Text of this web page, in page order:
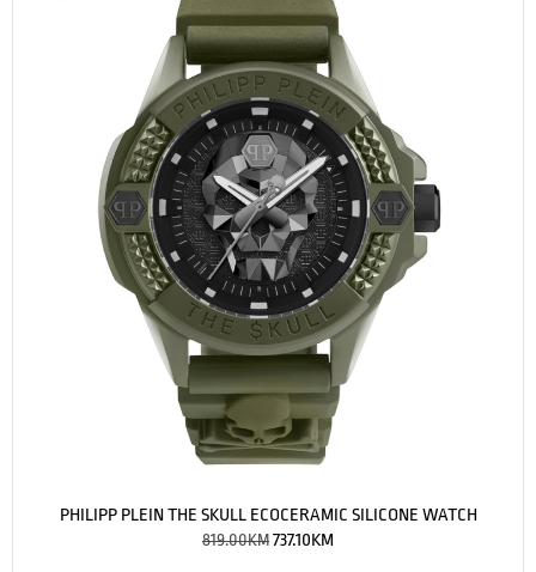
PHILIPP PLEIN THE SKULL ECOCERAMIC SILICONE WATCH
819.00KM737.10KM